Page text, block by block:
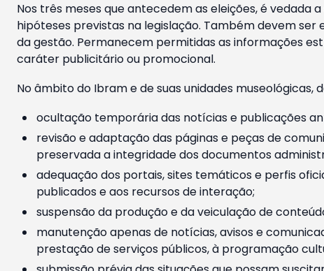
Nos três meses que antecedem as eleições, é vedada
hipóteses previstas na legislação. Também devem
da gestão. Permanecem permitidas as informações
caráter publicitário ou promocional.
No âmbito do Ibram e de suas unidades
ocultação temporária das notícias e publicações
revisão e adaptação das páginas e peças de
preservada a integridade dos documentos
adequação dos portais, sites temáticos e perfis
publicados e aos recursos de interação;
suspensão da produção e da veiculação de
manutenção apenas de notícias, avisos e
prestação de serviços públicos, à programação